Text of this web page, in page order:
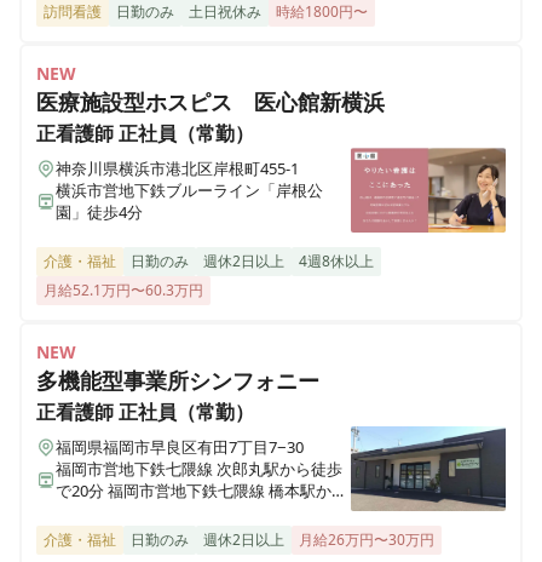
神奈川県川崎市宮前区馬絹一丁目1-14 椛ハビテーション403号室
ここから訪問看護リハビリケア 中山店
神奈川県横浜市緑区中山一丁目14-10 ルミエール中山201
ここから訪問看護リハビリケア 二俣川店
神奈川県横浜市旭区二俣川二丁目56 アルジャンテ森403
訪問看護 日勤のみ 土日祝休み 時給1800円〜
NEW
医療施設型ホスピス 医心館新横浜
正看護師正社員（常勤）
神奈川県横浜市港北区岸根町455-1
横浜市営地下鉄ブルーライン「岸根公
園」徒歩4分
介護・福祉 日勤のみ 週休2日以上
4週8休以上
月給52.1万円〜60.3万円
NEW
多機能型事業所シンフォニー
正看護師正社員（常勤）
福岡県福岡市早良区有田7丁目7−30
福岡市営地下鉄七隈線 次郎丸駅から徒歩
で20分 福岡市営地下鉄七隈線 橋本駅から
介護・福祉 日勤のみ 週休2日以上 月給26万円〜30万円